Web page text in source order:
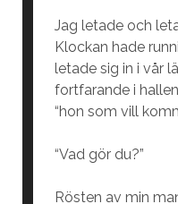
Jag letade och
Klockan hade
letade sig in i vår
fortfarande i
“hon som vill
“Vad gör du?”
Rösten av min